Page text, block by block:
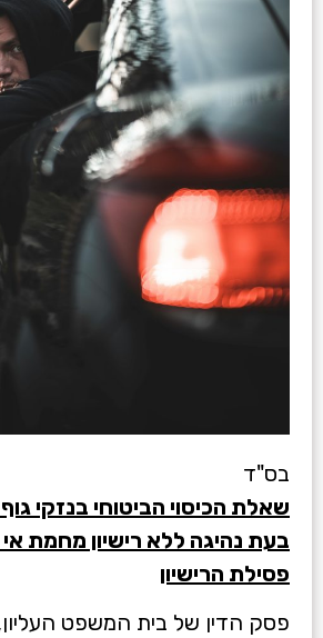
בס"ד
שאלת הכיסוי הביטוחי בנזקי
בעת נהיגה ללא רישיון מחמת אי
פסילת הרישיון